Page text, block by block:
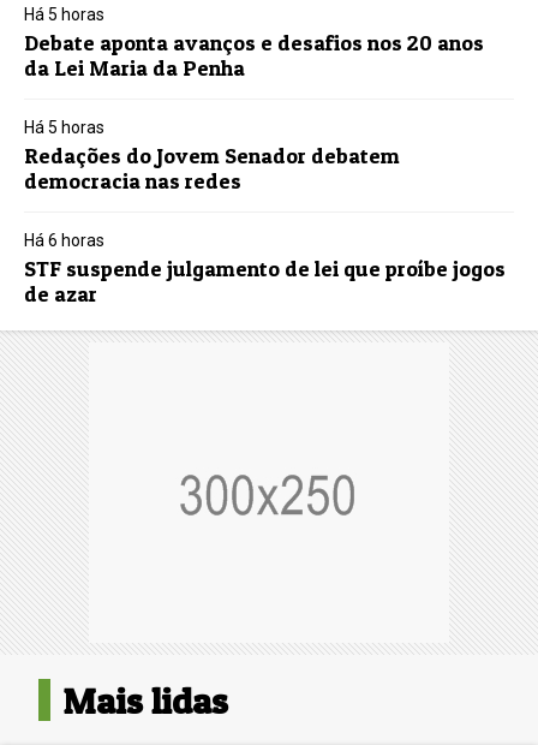
Há 5 horas
Debate aponta avanços e desafios nos 20 anos
da Lei Maria da Penha
Há 5 horas
Redações do Jovem Senador debatem
democracia nas redes
Há 6 horas
STF suspende julgamento de lei que proíbe jogos
de azar
Mais lidas